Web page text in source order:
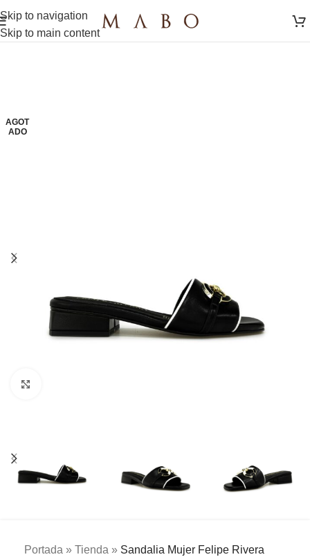
Skip to navigation
Skip to main content
AGOT
ADO
Portada » Tienda » Sandalia Mujer Felipe Rivera